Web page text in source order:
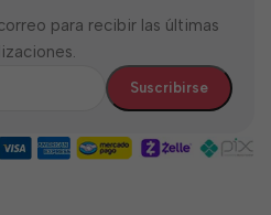
para recibir las últimas